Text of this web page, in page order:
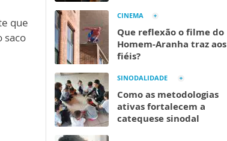
que
saco
CINEMA
Que reflexão o filme do
Homem-Aranha traz aos
fiéis?
SINODALIDADE
Como as metodologias
ativas fortalecem a
catequese sinodal